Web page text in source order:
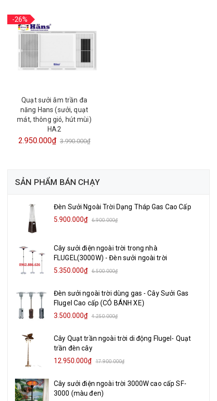
-26%
Quạt sưởi âm trần đa
năng Hans (sưởi, quạt
mát, thông gió, hút mùi)
HA2
2.950.000₫ 3.990.000₫
SẢN PHẨM BÁN CHẠY
Đèn Sưởi Ngoài Trời Dạng Tháp Gas Cao Cấp
5.900.000₫
6.900.000₫
Cây sưởi điện ngoài trời trong nhà
FLUGEL(3000W) - Đèn sưởi ngoài trời
5.350.000₫
6.500.000₫
Đèn sưởi ngoài trời dùng gas - Cây Sưởi Gas
Flugel Cao cấp (CÓ BÁNH XE)
3.500.000₫
4.250.000₫
Cây Quạt trần ngoài trời di động Flugel- Quạt
trần đèn cây
12.950.000₫
17.900.000₫
Cây sưởi điện ngoài trời 3000W cao cấp SF-
3000 (màu đen)